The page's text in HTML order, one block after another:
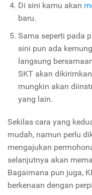
Di sini kamu akan
baru.
Sama seperti pada
sini pun ada
langsung
SKT akan
mungkin akan
yang lain.
Sekilas cara yang
mudah, namun perlu
mengajukan
selanjutnya akan
Bagaimana pun juga,
berkenaan dengan